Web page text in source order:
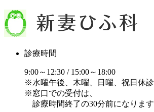
診療時間
9:00～12:30 / 15:00～18:00
※水曜午後、木曜、日曜、祝日休診
※窓口での受付は、
診療時間終了の30分前になります